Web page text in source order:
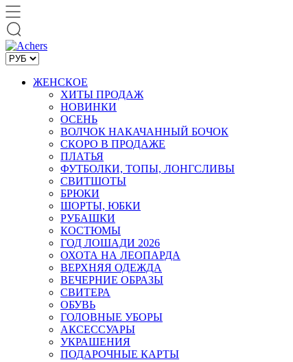
ЖЕНСКОЕ
ХИТЫ ПРОДАЖ
НОВИНКИ
ОСЕНЬ
ВОЛЧОК НАКАЧАННЫЙ БОЧОК
СКОРО В ПРОДАЖЕ
ПЛАТЬЯ
ФУТБОЛКИ, ТОПЫ, ЛОНГСЛИВЫ
СВИТШОТЫ
БРЮКИ
ШОРТЫ, ЮБКИ
РУБАШКИ
КОСТЮМЫ
ГОД ЛОШАДИ 2026
ОХОТА НА ЛЕОПАРДА
ВЕРХНЯЯ ОДЕЖДА
ВЕЧЕРНИЕ ОБРАЗЫ
СВИТЕРА
ОБУВЬ
ГОЛОВНЫЕ УБОРЫ
АКСЕССУАРЫ
УКРАШЕНИЯ
ПОДАРОЧНЫЕ КАРТЫ